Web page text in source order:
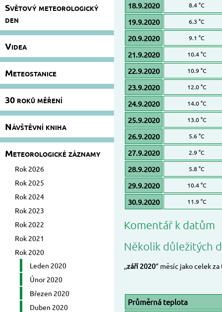
Světový meteorologický
den
Videa
Meteostanice
30 roků měření
Návštěvní kniha
Meteorologické záznamy
Rok 2026
Rok 2025
Rok 2024
Rok 2023
Rok 2022
Rok 2021
Rok 2020
Leden 2020
Únor 2020
Březen 2020
Duben 2020
18.9.2020 8.4 °C
19.9.2020 6.3 °C
20.9.2020 9.1 °C
21.9.2020 10.4 °C
22.9.2020 10.9 °C
23.9.2020 12.0 °C
24.9.2020 14.0 °C
25.9.2020 13.0 °C
26.9.2020 5.6 °C
27.9.2020 2.9 °C
28.9.2020 5.8 °C
29.9.2020 10.4 °C
30.9.2020 11.9 °C
Komentář k datům
Několik důležitých
,,září 2020“ měsíc jako celek
Průměrná teplota